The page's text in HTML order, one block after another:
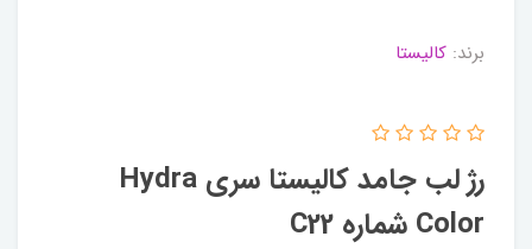
برند: کالیستا
رژ لب جامد کالیستا سری Hydra
Color شماره C22